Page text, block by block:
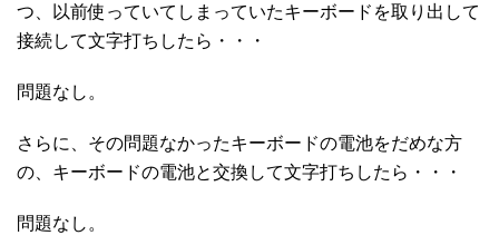
つ、以前使っていてしまっていたキーボードを取り出して
接続して文字打ちしたら・・・
問題なし。
さらに、その問題なかったキーボードの電池をだめな方
の、キーボードの電池と交換して文字打ちしたら・・・
問題なし。